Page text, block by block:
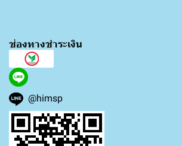
ช่องทางชำระเงิน
@himsp